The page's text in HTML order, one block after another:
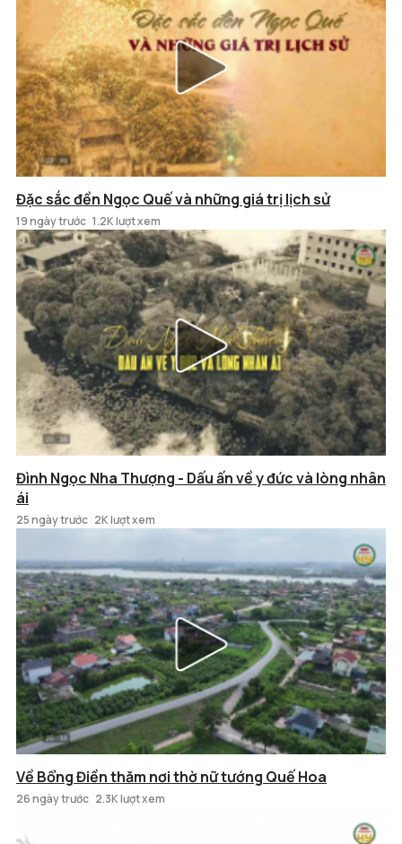
Đặc sắc đền Ngọc Quế và những giá trị lịch sử
19 ngày trước 1.2K lượt xem
Đình Ngọc Nha Thượng - Dấu ấn về y đức và lòng nhân
ái
25 ngày trước 2K lượt xem
Về Bổng Điền thăm nơi thờ nữ tướng Quế Hoa
26 ngày trước 2.3K lượt xem